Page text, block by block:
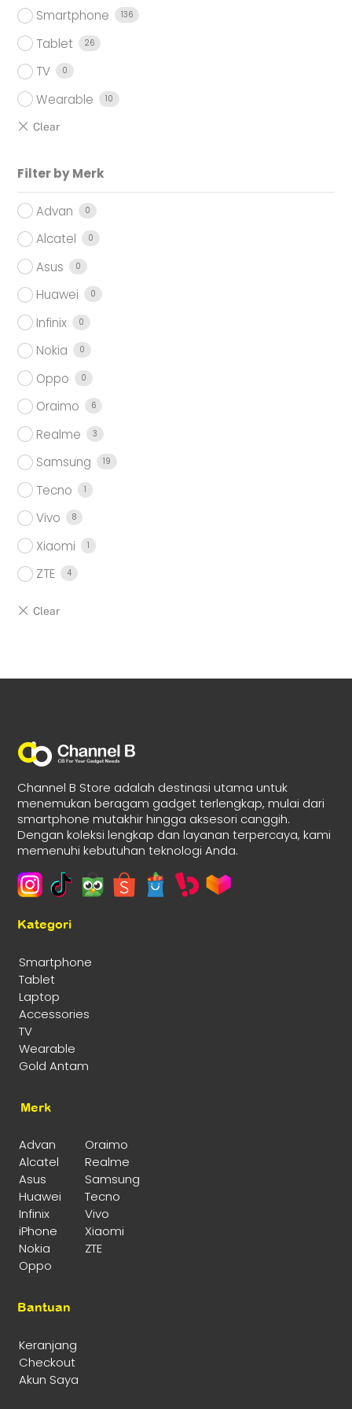
Smartphone 136
Tablet 26
TV 0
Wearable 10
Filter by Merk
Advan 0
Alcatel 0
Asus 0
Huawei 0
Infinix 0
Nokia 0
Oppo 0
Oraimo 6
Realme 3
Samsung 19
Tecno 1
Vivo 8
Xiaomi 1
ZTE 4
Channel B Store adalah destinasi utama untuk
menemukan beragam gadget terlengkap, mulai dari
smartphone mutakhir hingga aksesori canggih.
Dengan koleksi lengkap dan layanan terpercaya, kami
memenuhi kebutuhan teknologi Anda.
Kategori
Smartphone
Tablet
Laptop
Accessories
TV
Wearable
Gold Antam
Merk
Advan
Oraimo
Alcatel
Realme
Asus
Samsung
Huawei
Tecno
Infinix
Vivo
iPhone
Xiaomi
Nokia
ZTE
Oppo
Bantuan
Keranjang
Checkout
Akun Saya